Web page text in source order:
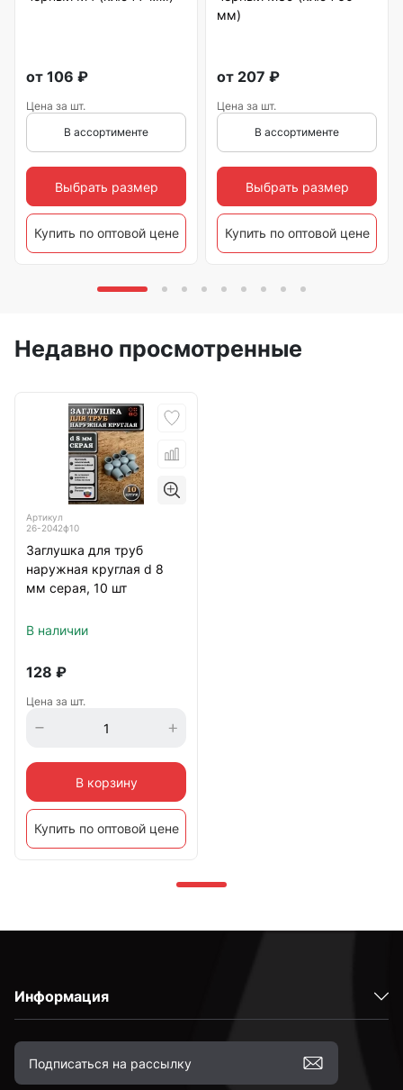
от 106 ₽
Цена за шт.
В ассортименте
Выбрать размер
Купить по оптовой цене
мм)
от 207 ₽
Цена за шт.
В ассортименте
Выбрать размер
Купить по оптовой цене
Недавно просмотренные
Артикул
26-2042ф10
Заглушка для труб
наружная круглая d 8
мм серая, 10 шт
В наличии
128 ₽
Цена за шт.
В корзину
Купить по оптовой цене
Информация